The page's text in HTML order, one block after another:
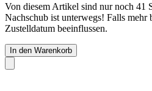
Von diesem Artikel sind nur noch 41
Nachschub ist unterwegs! Falls mehr
Zustelldatum beeinflussen.
In den Warenkorb